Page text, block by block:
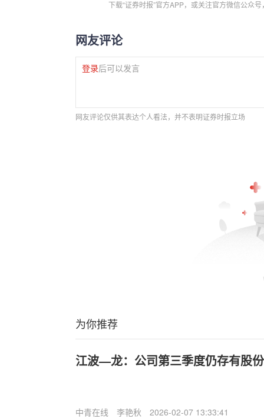
下载“证券时报”官方APP，或关注官方微信公众
网友评论
登录后可以发言
网友评论仅供其表达个人看法，并不表明证券时报立场
为你推荐
江波—龙：公司第三季度仍存有股
中青在线 李艳秋 2026-02-07 13:33:41